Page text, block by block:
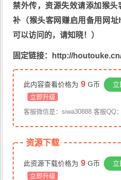
禁外传，资源失效请添加猴头
补（猴头客网赚启用备用网
可以访问的，请知晓！）
固定链接：http://
此内容查看价格为 9 G币
立即升级
客服微信是：siwa30888 客服QQ
资源下载
此资源下载价格为 9 G币
立即升级